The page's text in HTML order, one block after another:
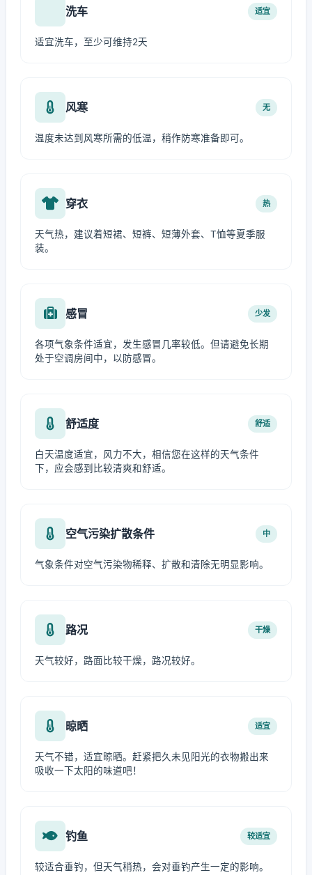
洗车 适宜
适宜洗车，至少可维持2天
风寒 无
温度未达到风寒所需的低温，稍作防寒准备即可。
穿衣 热
天气热，建议着短裙、短裤、短薄外套、T恤等夏季服
装。
感冒 少发
各项气象条件适宜，发生感冒几率较低。但请避免长期
处于空调房间中，以防感冒。
舒适度 舒适
白天温度适宜，风力不大，相信您在这样的天气条件
下，应会感到比较清爽和舒适。
空气污染扩散条件 中
气象条件对空气污染物稀释、扩散和清除无明显影响。
路况 干燥
天气较好，路面比较干燥，路况较好。
晾晒 适宜
天气不错，适宜晾晒。赶紧把久未见阳光的衣物搬出来
吸收一下太阳的味道吧！
钓鱼 较适宜
较适合垂钓，但天气稍热，会对垂钓产生一定的影响。